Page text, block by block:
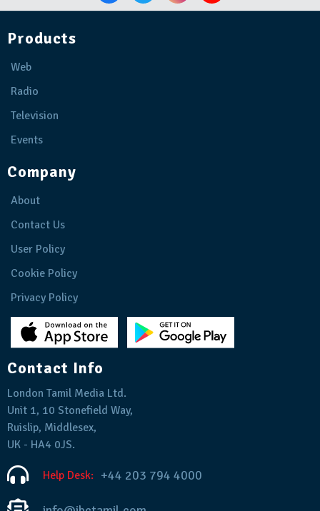
Products
Web
Radio
Television
Events
Company
About
Contact Us
User Policy
Cookie Policy
Privacy Policy
Contact Info
London Tamil Media Ltd.
Unit 1, 10 Stonefield Way,
Ruislip, Middlesex,
UK - HA4 0JS.
Help Desk: +44 203 794 4000